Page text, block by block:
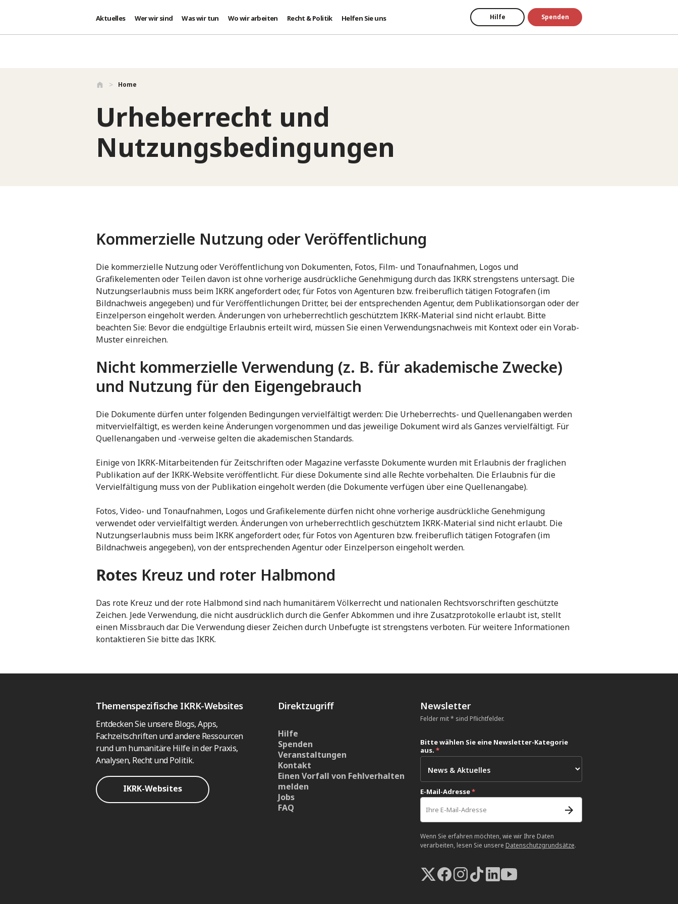
Aktuelles Wer wir sind Was wir tun Wo wir arbeiten Recht & Politik Helfen Sie uns Hilfe Spenden
Home
Urheberrecht und
Nutzungsbedingungen
Kommerzielle Nutzung oder Veröffentlichung
Die kommerzielle Nutzung oder Veröffentlichung von Dokumenten, Fotos, Film- und Tonaufnahmen, Logos und
Grafikelementen oder Teilen davon ist ohne vorherige ausdrückliche Genehmigung durch das IKRK strengstens untersagt. Die
Nutzungserlaubnis muss beim IKRK angefordert oder, für Fotos von Agenturen bzw. freiberuflich tätigen Fotografen (im
Bildnachweis angegeben) und für Veröffentlichungen Dritter, bei der entsprechenden Agentur, dem Publikationsorgan oder der
Einzelperson eingeholt werden. Änderungen von urheberrechtlich geschütztem IKRK-Material sind nicht erlaubt. Bitte
beachten Sie: Bevor die endgültige Erlaubnis erteilt wird, müssen Sie einen Verwendungsnachweis mit Kontext oder ein Vorab-
Muster einreichen.
Nicht kommerzielle Verwendung (z. B. für akademische Zwecke)
und Nutzung für den Eigengebrauch
Die Dokumente dürfen unter folgenden Bedingungen vervielfältigt werden: Die Urheberrechts- und Quellenangaben werden
mitvervielfältigt, es werden keine Änderungen vorgenommen und das jeweilige Dokument wird als Ganzes vervielfältigt. Für
Quellenangaben und -verweise gelten die akademischen Standards.
Einige von IKRK-Mitarbeitenden für Zeitschriften oder Magazine verfasste Dokumente wurden mit Erlaubnis der fraglichen
Publikation auf der IKRK-Website veröffentlicht. Für diese Dokumente sind alle Rechte vorbehalten. Die Erlaubnis für die
Vervielfältigung muss von der Publikation eingeholt werden (die Dokumente verfügen über eine Quellenangabe).
Fotos, Video- und Tonaufnahmen, Logos und Grafikelemente dürfen nicht ohne vorherige ausdrückliche Genehmigung
verwendet oder vervielfältigt werden. Änderungen von urheberrechtlich geschütztem IKRK-Material sind nicht erlaubt. Die
Nutzungserlaubnis muss beim IKRK angefordert oder, für Fotos von Agenturen bzw. freiberuflich tätigen Fotografen (im
Bildnachweis angegeben), von der entsprechenden Agentur oder Einzelperson eingeholt werden.
Rotes Kreuz und roter Halbmond
Das rote Kreuz und der rote Halbmond sind nach humanitärem Völkerrecht und nationalen Rechtsvorschriften geschützte
Zeichen. Jede Verwendung, die nicht ausdrücklich durch die Genfer Abkommen und ihre Zusatzprotokolle erlaubt ist, stellt
einen Missbrauch dar. Die Verwendung dieser Zeichen durch Unbefugte ist strengstens verboten. Für weitere Informationen
kontaktieren Sie bitte das IKRK.
Themenspezifische IKRK-Websites
Entdecken Sie unsere Blogs, Apps,
Fachzeitschriften und andere Ressourcen
rund um humanitäre Hilfe in der Praxis,
Analysen, Recht und Politik.
IKRK-Websites
Direktzugriff
Hilfe
Spenden
Veranstaltungen
Kontakt
Einen Vorfall von Fehlverhalten
melden
Jobs
FAQ
Newsletter
Felder mit * sind Pflichtfelder.
Bitte wählen Sie eine Newsletter-Kategorie
aus. *
E-Mail-Adresse*
Wenn Sie erfahren möchten, wie wir Ihre Daten
verarbeiten, lesen Sie unsere Datenschutzgrundsätze.